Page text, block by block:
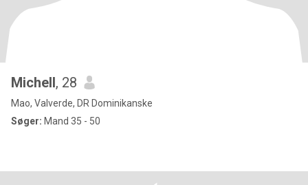
Michell, 28
Mao, Valverde, DR Dominikanske
Søger: Mand 35 - 50